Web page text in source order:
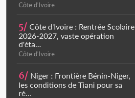
Côte d'Ivoire
5/ Côte d'Ivoire : Rentrée Scolaire
2026-2027, vaste opération
d'éta...
Côte d'Ivoire
6/ Niger : Frontière Bénin-Niger,
les conditions de Tiani pour sa
ré...